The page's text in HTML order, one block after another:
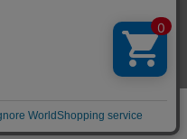
All Rights Reserved.